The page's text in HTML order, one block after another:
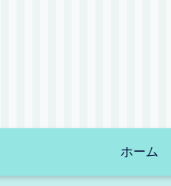
ホーム